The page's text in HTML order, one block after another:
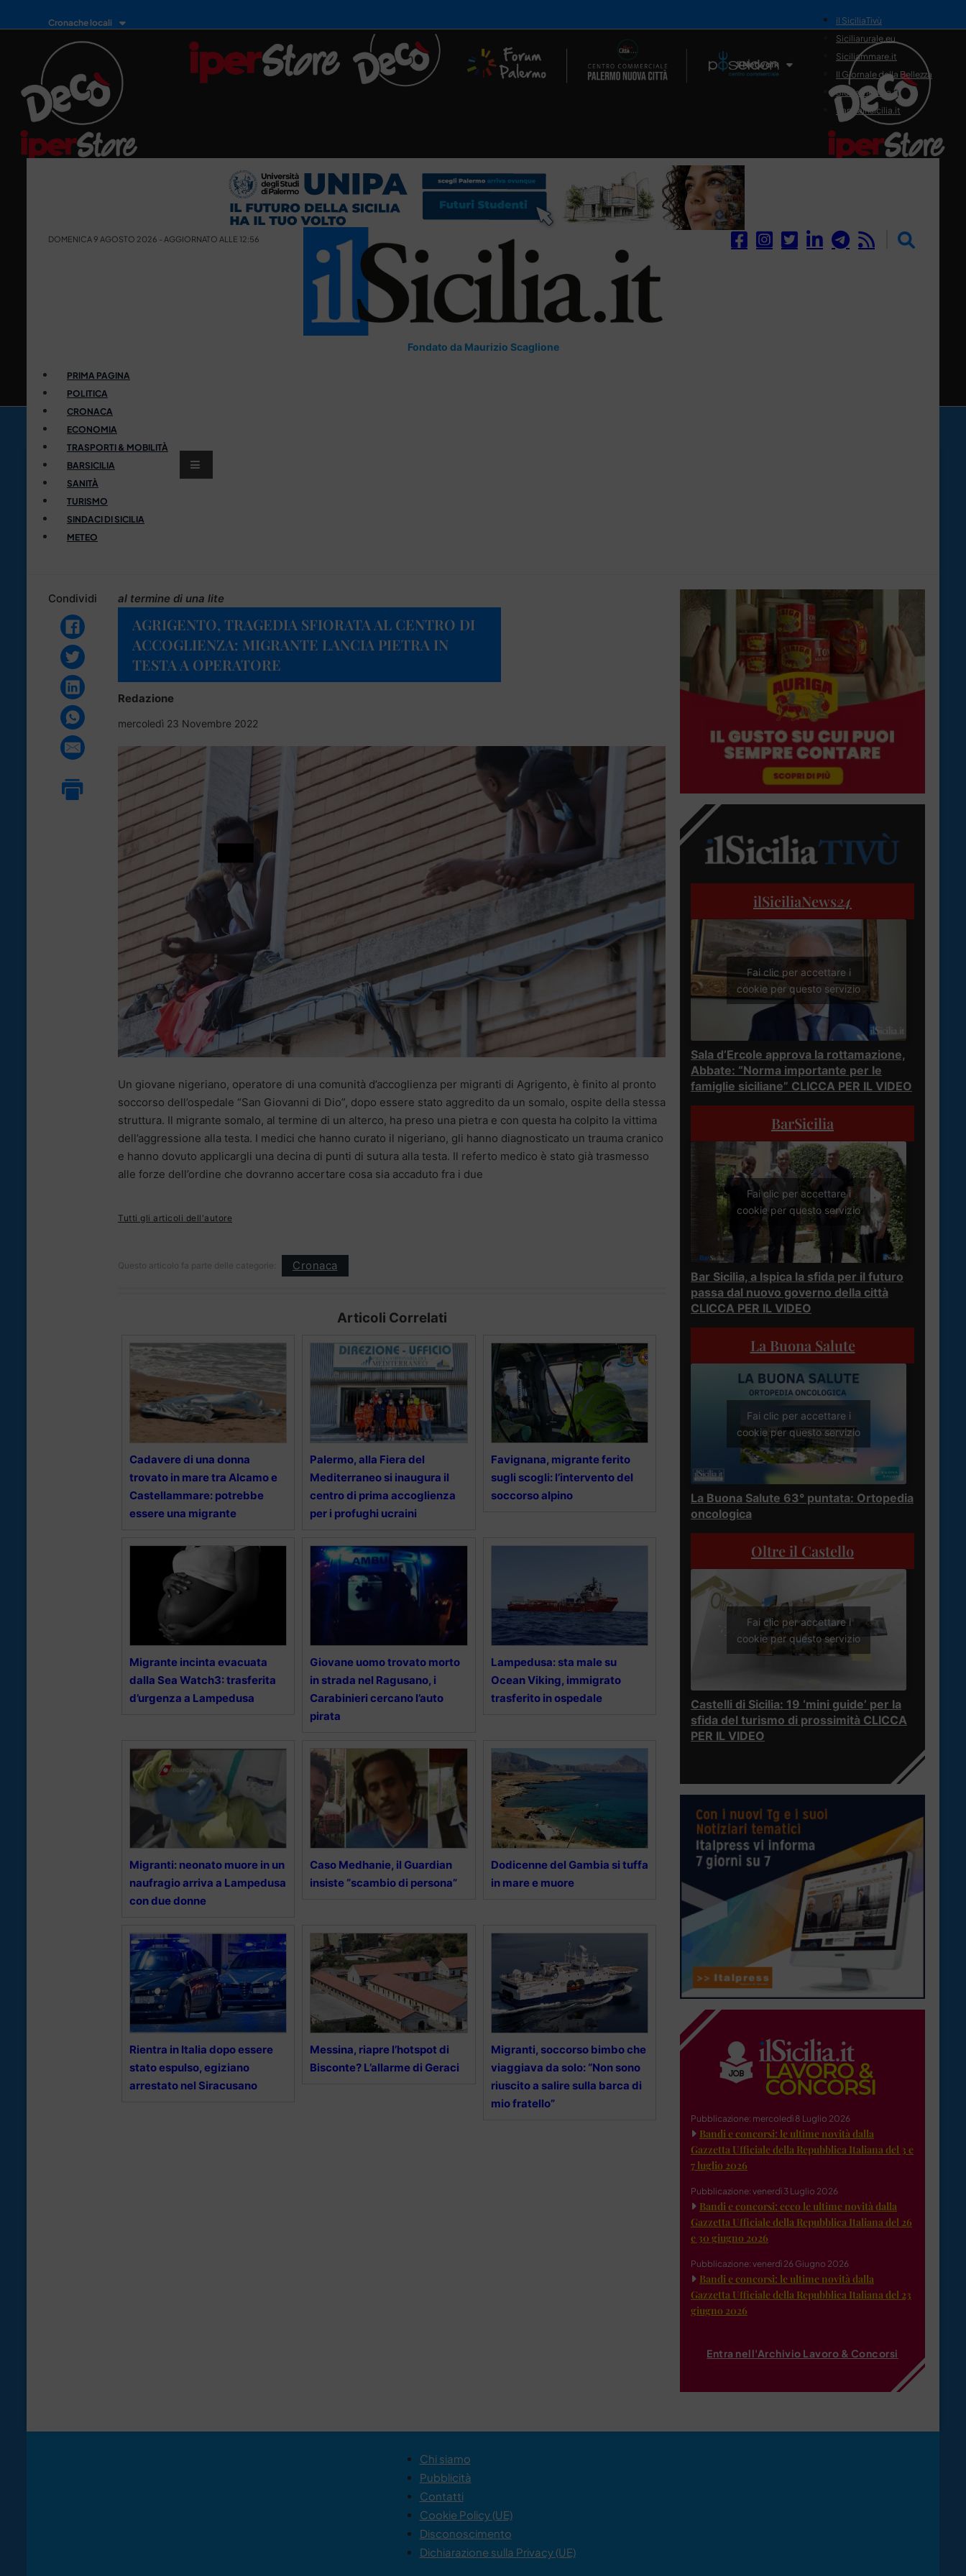
Cronache locali
Il Network
il SiciliaTivù
Siciliarurale.eu
Siciliammare.it
Il Giornale della Bellezza
Siciliamedica.it
Sanitainsicilia.it
DOMENICA 9 AGOSTO 2026 - AGGIORNATO ALLE 12:56
Fondato da Maurizio Scaglione
PRIMA PAGINA
POLITICA
CRONACA
ECONOMIA
TRASPORTI & MOBILITÀ
BARSICILIA
SANITÀ
TURISMO
SINDACI DI SICILIA
METEO
Condividi al termine di una lite
AGRIGENTO, TRAGEDIA SFIORATA AL CENTRO DI
ACCOGLIENZA: MIGRANTE LANCIA PIETRA IN
TESTA A OPERATORE
Redazione
mercoledì 23 Novembre 2022
Un giovane nigeriano, operatore di una comunità d’accoglienza per migranti di Agrigento, è finito al pronto
soccorso dell’ospedale “San Giovanni di Dio”, dopo essere stato aggredito da un somalo, ospite della stessa
struttura. Il migrante somalo, al termine di un alterco, ha preso una pietra e con questa ha colpito la vittima
dell’aggressione alla testa. I medici che hanno curato il nigeriano, gli hanno diagnosticato un trauma cranico
e hanno dovuto applicargli una decina di punti di sutura alla testa. Il referto medico è stato già trasmesso
alle forze dell’ordine che dovranno accertare cosa sia accaduto fra i due
Tutti gli articoli dell'autore
Questo articolo fa parte delle categorie: Cronaca
Articoli Correlati
Cadavere di una donna
trovato in mare tra Alcamo e
Castellammare: potrebbe
essere una migrante
Palermo, alla Fiera del
Mediterraneo si inaugura il
centro di prima accoglienza
per i profughi ucraini
Favignana, migrante ferito
sugli scogli: l’intervento del
soccorso alpino
Migrante incinta evacuata
dalla Sea Watch3: trasferita
d’urgenza a Lampedusa
Giovane uomo trovato morto
in strada nel Ragusano, i
Carabinieri cercano l’auto
pirata
Lampedusa: sta male su
Ocean Viking, immigrato
trasferito in ospedale
Migranti: neonato muore in un
naufragio arriva a Lampedusa
con due donne
Caso Medhanie, il Guardian
insiste “scambio di persona”
Dodicenne del Gambia si tuffa
in mare e muore
Rientra in Italia dopo essere
stato espulso, egiziano
arrestato nel Siracusano
Messina, riapre l’hotspot di
Bisconte? L’allarme di Geraci
Migranti, soccorso bimbo che
viaggiava da solo: “Non sono
riuscito a salire sulla barca di
mio fratello”
ilSiciliaNews24
Fai clic per accettare i
cookie per questo servizio
Sala d’Ercole approva la rottamazione,
Abbate: “Norma importante per le
famiglie siciliane” CLICCA PER IL VIDEO
BarSicilia
Fai clic per accettare i
cookie per questo servizio
Bar Sicilia, a Ispica la sfida per il futuro
passa dal nuovo governo della città
CLICCA PER IL VIDEO
La Buona Salute
Fai clic per accettare i
cookie per questo servizio
La Buona Salute 63° puntata: Ortopedia
oncologica
Oltre il Castello
Fai clic per accettare i
cookie per questo servizio
Castelli di Sicilia: 19 ‘mini guide’ per la
sfida del turismo di prossimità CLICCA
PER IL VIDEO
Pubblicazione: mercoledì 8 Luglio 2026
Bandi e concorsi: le ultime novità dalla
Gazzetta Ufficiale della Repubblica Italiana del 3 e
7 luglio 2026
Pubblicazione: venerdì 3 Luglio 2026
Bandi e concorsi: ecco le ultime novità dalla
Gazzetta Ufficiale della Repubblica Italiana del 26
e 30 giugno 2026
Pubblicazione: venerdì 26 Giugno 2026
Bandi e concorsi: le ultime novità dalla
Gazzetta Ufficiale della Repubblica Italiana del 23
giugno 2026
Entra nell'Archivio Lavoro & Concorsi
Chi siamo
Pubblicità
Contatti
Cookie Policy (UE)
Disconoscimento
Dichiarazione sulla Privacy (UE)